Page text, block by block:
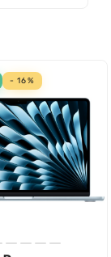
- 16%